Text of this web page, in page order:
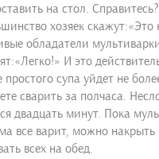
на стол. Справитесь?
хозяек скажут:«Это
обладатели
И это
простого супа уйдет не
сварить за полчаса.
двадцать минут. Пока
все варит, можно накрыть
всех на обед.